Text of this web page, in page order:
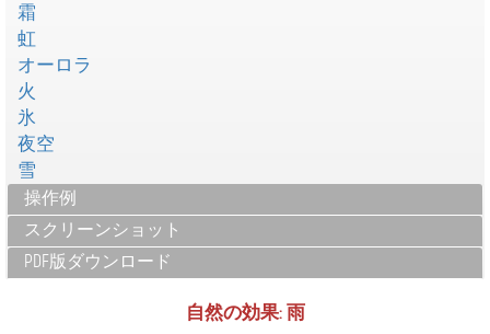
霜
虹
オーロラ
火
氷
夜空
雪
操作例
スクリーンショット
PDF版ダウンロード
自然の効果: 雨